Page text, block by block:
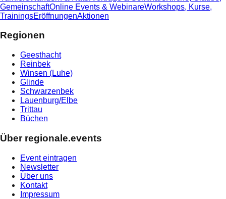
GemeinschaftOnline Events & WebinareWorkshops, Kurse,
TrainingsEröffnungenAktionen
Regionen
Geesthacht
Reinbek
Winsen (Luhe)
Glinde
Schwarzenbek
Lauenburg/Elbe
Trittau
Büchen
Über regionale.events
Event eintragen
Newsletter
Über uns
Kontakt
Impressum